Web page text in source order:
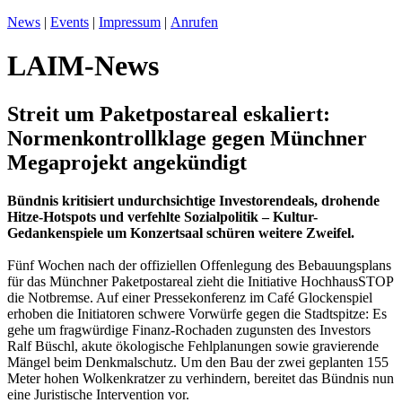
News | Events | Impressum | Anrufen
LAIM-News
Streit um Paketpostareal eskaliert:
Normenkontrollklage gegen Münchner
Megaprojekt angekündigt
Bündnis kritisiert undurchsichtige Investorendeals, drohende
Hitze-Hotspots und verfehlte Sozialpolitik – Kultur-
Gedankenspiele um Konzertsaal schüren weitere Zweifel.
Fünf Wochen nach der offiziellen Offenlegung des Bebauungsplans
für das Münchner Paketpostareal zieht die Initiative HochhausSTOP
die Notbremse. Auf einer Pressekonferenz im Café Glockenspiel
erhoben die Initiatoren schwere Vorwürfe gegen die Stadtspitze: Es
gehe um fragwürdige Finanz-Rochaden zugunsten des Investors
Ralf Büschl, akute ökologische Fehlplanungen sowie gravierende
Mängel beim Denkmalschutz. Um den Bau der zwei geplanten 155
Meter hohen Wolkenkratzer zu verhindern, bereitet das Bündnis nun
eine Juristische Intervention vor.